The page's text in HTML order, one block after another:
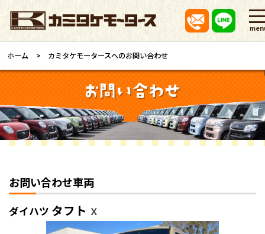
ホーム カミタケモータースへのお問い合わせ
お問い合わせ車両
ダイハツ タフト Ｘ